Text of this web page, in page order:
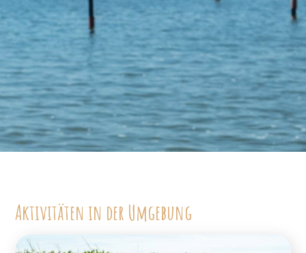
Aktivitäten in der Umgebung